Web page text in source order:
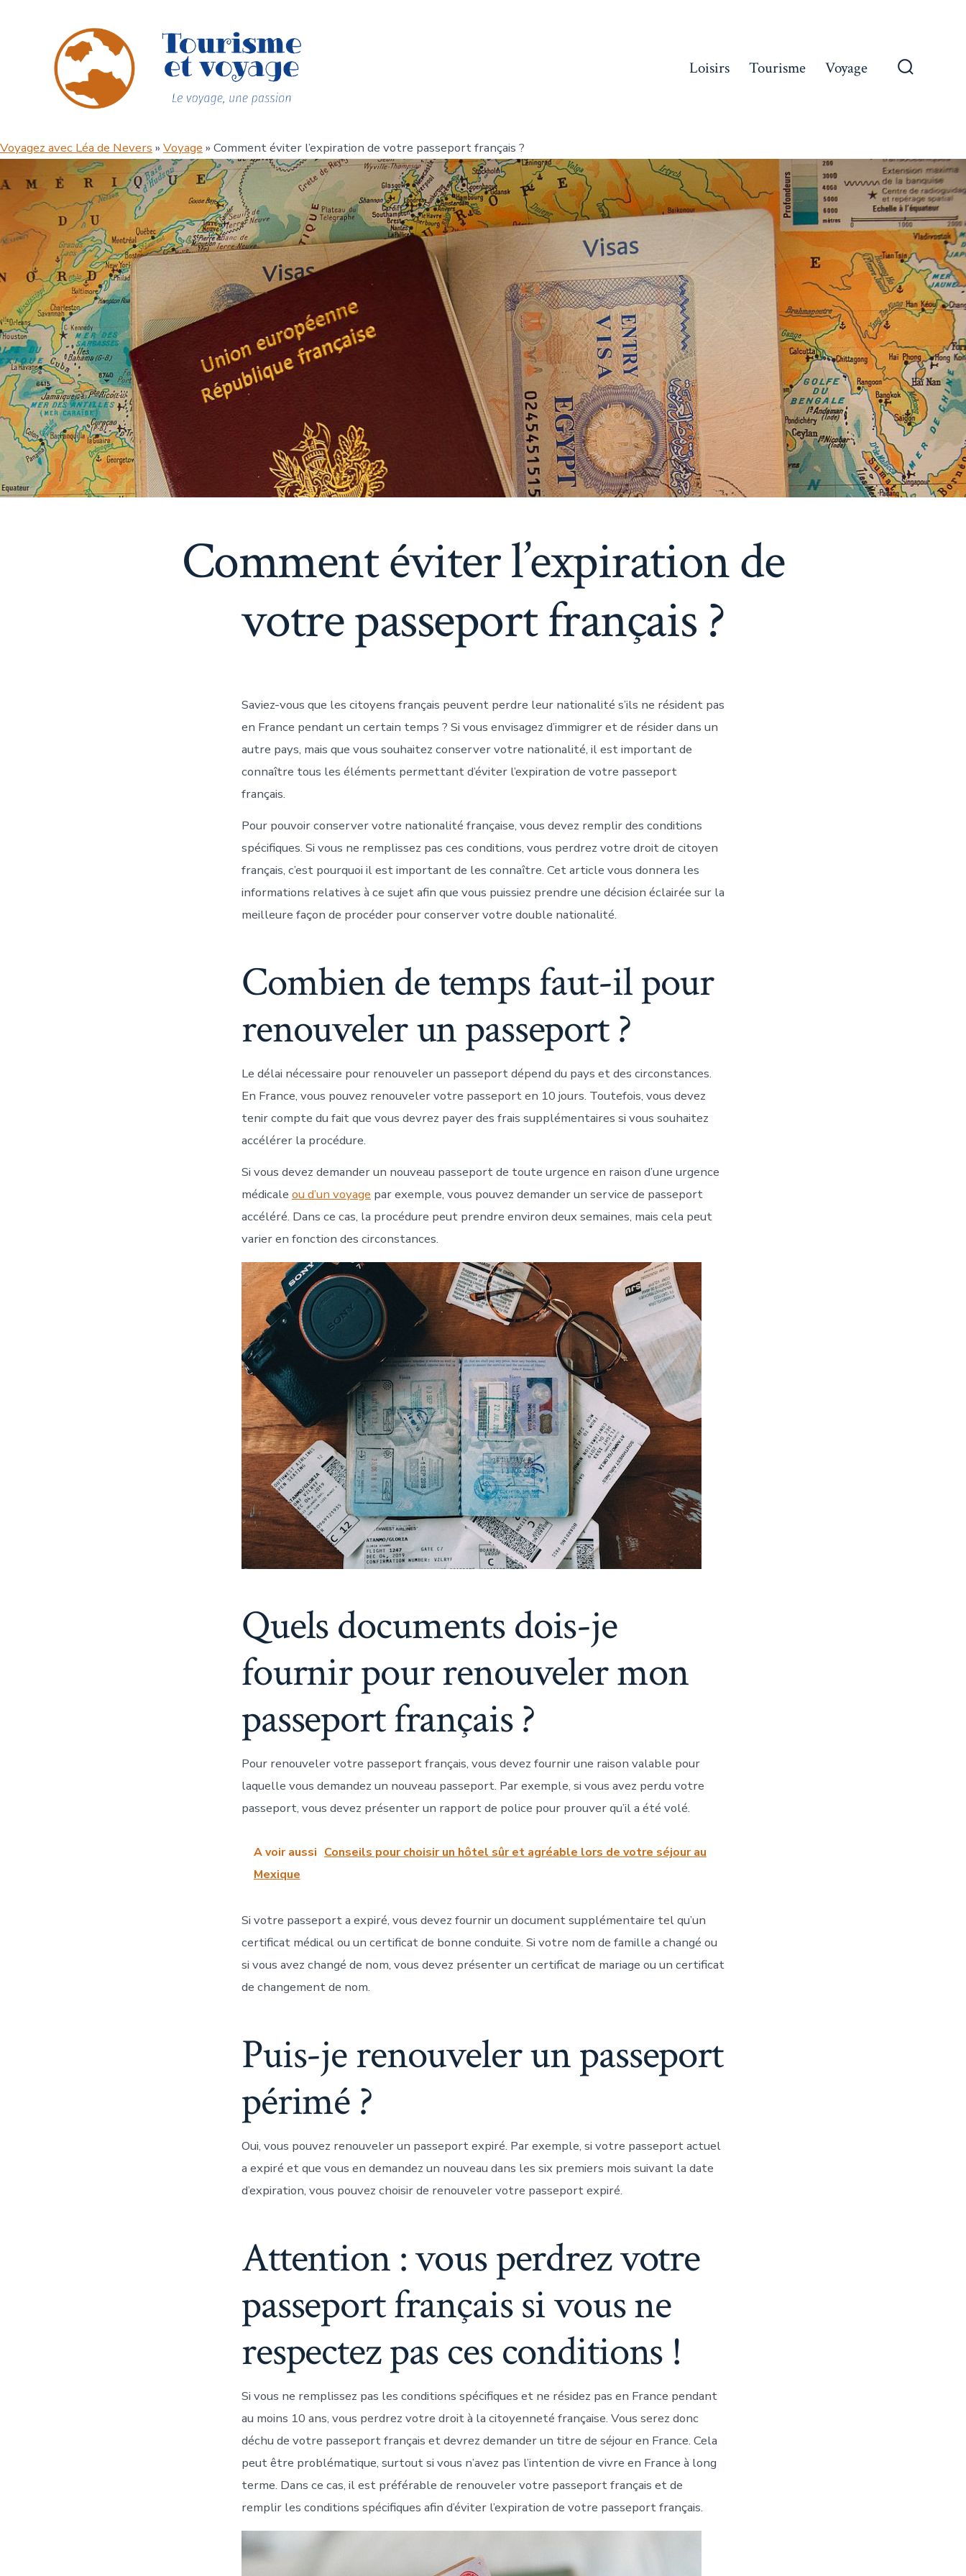
Loisirs Tourisme Voyage
Voyagez avec Léa de Nevers » Voyage » Comment éviter l’expiration de votre passeport français ?
Comment éviter l’expiration de
votre passeport français ?
Saviez-vous que les citoyens français peuvent perdre leur nationalité s’ils ne résident pas
en France pendant un certain temps ? Si vous envisagez d’immigrer et de résider dans un
autre pays, mais que vous souhaitez conserver votre nationalité, il est important de
connaître tous les éléments permettant d’éviter l’expiration de votre passeport
français.
Pour pouvoir conserver votre nationalité française, vous devez remplir des conditions
spécifiques. Si vous ne remplissez pas ces conditions, vous perdrez votre droit de citoyen
français, c’est pourquoi il est important de les connaître. Cet article vous donnera les
informations relatives à ce sujet afin que vous puissiez prendre une décision éclairée sur la
meilleure façon de procéder pour conserver votre double nationalité.
Combien de temps faut-il pour
renouveler un passeport ?
Le délai nécessaire pour renouveler un passeport dépend du pays et des circonstances.
En France, vous pouvez renouveler votre passeport en 10 jours. Toutefois, vous devez
tenir compte du fait que vous devrez payer des frais supplémentaires si vous souhaitez
accélérer la procédure.
Si vous devez demander un nouveau passeport de toute urgence en raison d’une urgence
médicale ou d’un voyage par exemple, vous pouvez demander un service de passeport
accéléré. Dans ce cas, la procédure peut prendre environ deux semaines, mais cela peut
varier en fonction des circonstances.
Quels documents dois-je
fournir pour renouveler mon
passeport français ?
Pour renouveler votre passeport français, vous devez fournir une raison valable pour
laquelle vous demandez un nouveau passeport. Par exemple, si vous avez perdu votre
passeport, vous devez présenter un rapport de police pour prouver qu’il a été volé.
A voir aussi Conseils pour choisir un hôtel sûr et agréable lors de votre séjour au
Mexique
Si votre passeport a expiré, vous devez fournir un document supplémentaire tel qu’un
certificat médical ou un certificat de bonne conduite. Si votre nom de famille a changé ou
si vous avez changé de nom, vous devez présenter un certificat de mariage ou un certificat
de changement de nom.
Puis-je renouveler un passeport
périmé ?
Oui, vous pouvez renouveler un passeport expiré. Par exemple, si votre passeport actuel
a expiré et que vous en demandez un nouveau dans les six premiers mois suivant la date
d’expiration, vous pouvez choisir de renouveler votre passeport expiré.
Attention : vous perdrez votre
passeport français si vous ne
respectez pas ces conditions !
Si vous ne remplissez pas les conditions spécifiques et ne résidez pas en France pendant
au moins 10 ans, vous perdrez votre droit à la citoyenneté française. Vous serez donc
déchu de votre passeport français et devrez demander un titre de séjour en France. Cela
peut être problématique, surtout si vous n’avez pas l’intention de vivre en France à long
terme. Dans ce cas, il est préférable de renouveler votre passeport français et de
remplir les conditions spécifiques afin d’éviter l’expiration de votre passeport français.